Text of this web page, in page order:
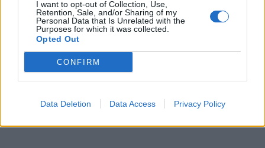
I want to opt-out of Collection, Use,
Retention, Sale, and/or Sharing of my
Personal Data that Is Unrelated with the
Purposes for which it was collected.
Opted Out
CONFIRM
Data Deletion Data Access Privacy Policy
es jedoch eine gute Alternative sein. Beachte, dass die Verwendung
des Controller-Mikrofons den ohnehin schon schwachen Akku des
DualSense noch stärker beansprucht. Wir verraten dir an anderer
Stelle, wie du deinem PS5-Controller zu mehr Energie verhelfen
solltest du es am besten über die Einstellungen deaktivieren.